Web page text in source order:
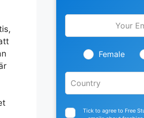
Leave
blank
Female
Tick to agree to Free